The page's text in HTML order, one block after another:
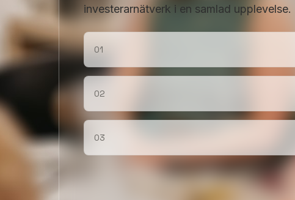
investerarnätverk i en samlad upplevelse.
01
02
03